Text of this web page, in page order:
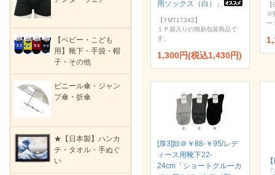
用ソックス（白）」
【YMT17342】
１Ｐ袋入りの簡易包装商品で
す。
1,300円(税込1,430円)
※
ー
[厚3]卸＠￥88-￥95/レデ
ィース用靴下22-
24cm「ショートクルーカ
【ベビー・こども
用】靴下・手袋・帽
子・その他
ビニール傘・ジャン
プ傘・折傘
★【日本製】ハンカ
チ・タオル・手ぬぐ
い